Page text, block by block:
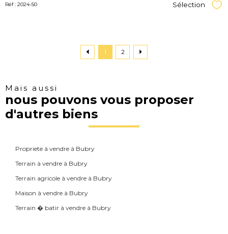
Réf : 2024-50 Sélection
1 2
Mais aussi
nous pouvons vous proposer
d'autres biens
Propriete à vendre à Bubry
Terrain à vendre à Bubry
Terrain agricole à vendre à Bubry
Maison à vendre à Bubry
Terrain � batir à vendre à Bubry